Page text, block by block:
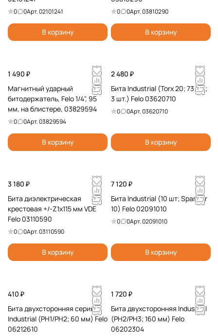
и
е
с
к
е
б
и
0 0Арт.02101241
В корзину
0 0Арт.03810290
В корзину
1 490 ₽
Магнитный ударный
битодержатель, Felo 1/4", 95
мм, на блистере, 03829594
0 0Арт.03829594
В корзину
2 480 ₽
Бита Industrial (Torx 20; 73 мм;
3 шт.) Felo 03620710
0 0Арт.03620710
В корзину
3 180 ₽
Бита диэлектрическая
крестовая +/-Z1x115 мм VDE
Felo 03110590
0 0Арт.03110590
В корзину
7 120 ₽
Бита Industrial (10 шт; Spanner
10) Felo 02091010
0 0Арт.02091010
В корзину
410 ₽
Бита двухсторонняя серия
Industrial (PH1/PH2; 60 мм) Felo
06212610
1 720 ₽
Бита двухсторонняя Industrial
(PH2/PH3; 160 мм) Felo
06202304